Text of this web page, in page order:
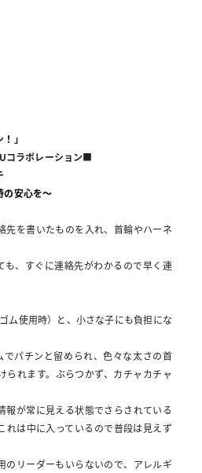
！」
コラボレーション■
の安心を～
先を書いたものを入れ、首輪やハーネ
も、すぐに連絡先がわかるので早く連
ム使用時）と、小さな子にも負担にな
パチンと留められ、色々な太さの首
られます。ぶらつかず、カチャカチャ
報が常に見える状態でさらされている
れは中に入っているので普段は見えず
のリーダーもいらないので、アレルギ